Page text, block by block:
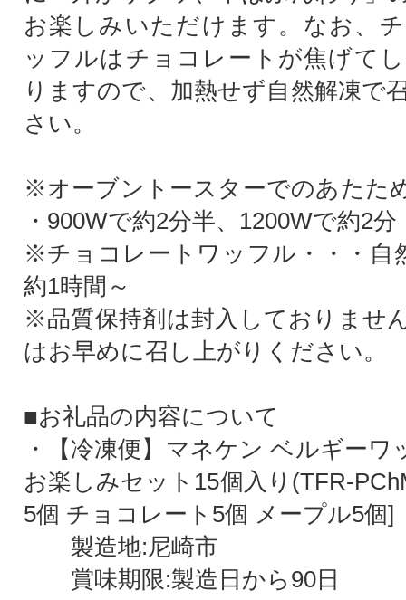
お楽しみいただけます。なお、
ッフルはチョコレートが焦げて
りますので、加熱せず自然解凍で
さい。
※オーブントースターでのあたた
・900Wで約2分半、1200Wで約2分
※チョコレートワッフル・・・自
約1時間～
※品質保持剤は封入しておりませ
はお早めに召し上がりください。
■お礼品の内容について
・【冷凍便】マネケン ベルギーワ
お楽しみセット15個入り(TFR-
5個 チョコレート5個 メープル5個]
製造地:尼崎市
賞味期限:製造日から90日